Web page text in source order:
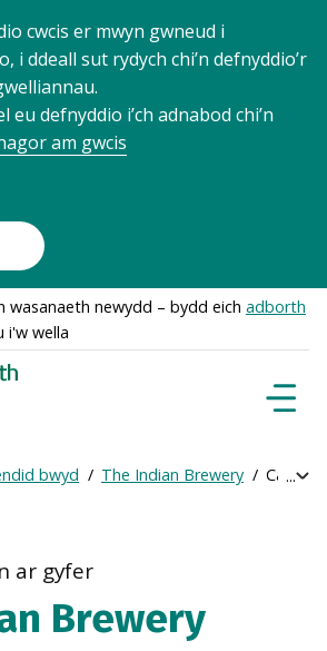
cwcis er mwyn gwneud i
i ddeall sut rydych chi’n defnyddio’r
eu defnyddio i’ch adnabod chi’n
am gwcis
wasanaeth newydd – bydd eich adborth
i'w wella
bwyd The Indian Brewery Cael
ar gyfer
Brewery